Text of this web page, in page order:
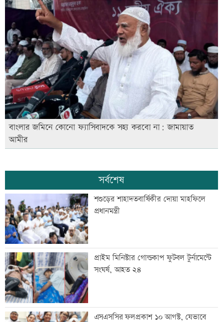
বাংলার জমিনে কোনো ফ্যাসিবাদকে সহ্য করবো না: জামায়াত
আমীর
সর্বশেষ
শশুড়ের শাহাদতবার্ষিকীর দোয়া মাহফিলে
প্রধানমন্ত্রী
প্রাইম মিনিস্টার গোল্ডকাপ ফুটবল টুর্নামেন্টে
সংঘর্ষ, আহত ২৪
এসএসসির ফলপ্রকাশ ১০ আগস্ট, যেভাবে